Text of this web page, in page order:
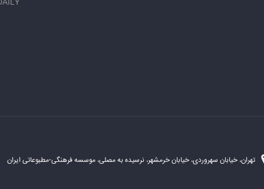
تهران، خیابان سهروردی، خیابان خرمشهر، نرسیده به مصلی، موسسه فرهنگی-مطبوعاتی ایران